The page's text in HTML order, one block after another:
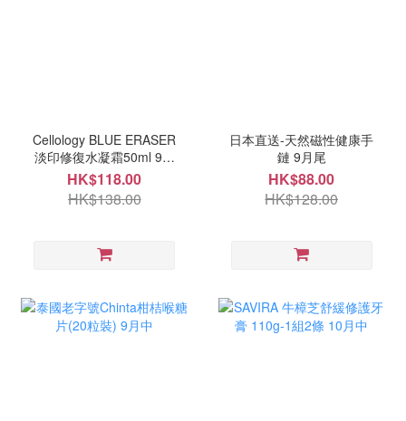
Cellology BLUE ERASER
淡印修復水凝霜50ml 9月
尾
HK$118.00
HK$138.00
日本直送-天然磁性健康手
鏈 9月尾
HK$88.00
HK$128.00